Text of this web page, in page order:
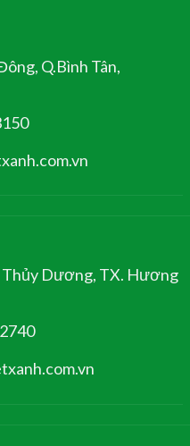
Q.Bình Tân,
Dương, TX. Hương